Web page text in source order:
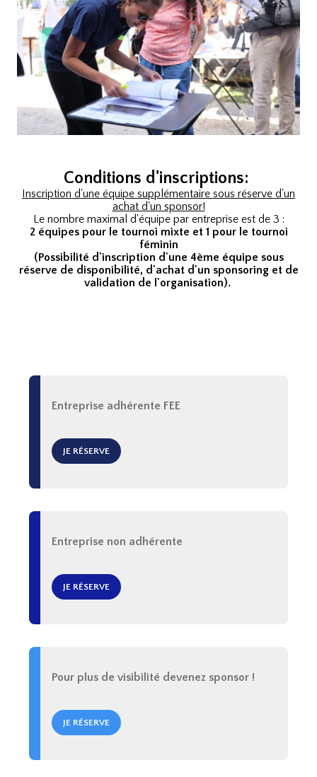
Conditions d'inscriptions:
Inscription d'une équipe supplémentaire sous réserve d'un
achat d'un sponsor!
Le nombre maximal d'équipe par entreprise est de 3 :
2 équipes pour le tournoi mixte et 1 pour le tournoi
féminin
(Possibilité d'inscription d'une 4ème équipe sous
réserve de disponibilité, d'achat d'un sponsoring et de
validation de l'organisation).
JE RÉSERVE
Entreprise adhérente FEE
JE RÉSERVE
Entreprise non adhérente
JE RÉSERVE
Pour plus de visibilité devenez sponsor !